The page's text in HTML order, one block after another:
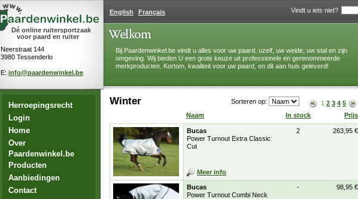
Vindt u iets niet?
Dé online ruitersportzaak
voor paard en ruiter
Neerstraat 144
3980 Tessenderlo
E: info@paardenwinkel.be
Herroepingsrecht
Login
Home
Over
Paardenwinkel.be
Producten
Aanbiedingen
Contact
English Français
Bij Paardenwinkel.be vindt u alles voor uw paard, uzelf, uw weide, uw stal en zijn
omgeving. Wij bieden U een grote keuze uit professionele en gerenommeerde
merkproducten. Kortom, kwaliteit voor uw paard, en dit aan huis geleverd!
Winter Sorteren op: 1 2 3 4 5
Naam
In stock Prijs
Meer info
Bucas
Power Turnout Extra Classic
Cut
2 263,95 €
Bucas
Power Turnout Combi Neck
- 98,95 €